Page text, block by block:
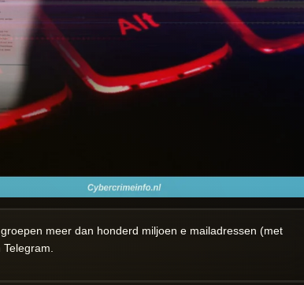
meer dan honderd miljoen e mailadressen (met